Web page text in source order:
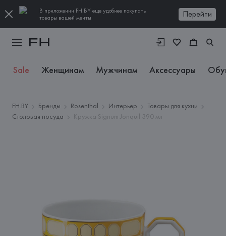
В приложении FH.BY еще удобнее покупать
товары вашей мечты
Перейти
Sale Женщинам Мужчинам Аксессуары
FH.BY Бренды Rosenthal Интерьер
Товары для кухни
Столовая посуда
Кружка Signum Jonquil 390 мл